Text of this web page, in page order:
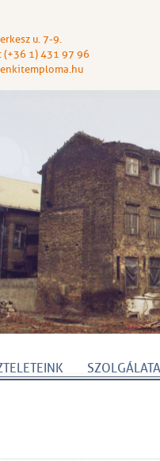
u. 7-9.
(+36 1) 431 97 96